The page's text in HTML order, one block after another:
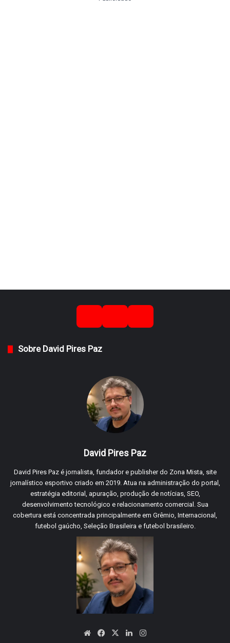
Sobre David Pires Paz
David Pires Paz
David Pires Paz é jornalista, fundador e publisher do Zona Mista, site
jornalístico esportivo criado em 2019. Atua na administração do portal,
estratégia editorial, apuração, produção de notícias, SEO,
desenvolvimento tecnológico e relacionamento comercial. Sua
cobertura está concentrada principalmente em Grêmio, Internacional,
futebol gaúcho, Seleção Brasileira e futebol brasileiro.
WebsiteFacebook
X LinkedinInstagram